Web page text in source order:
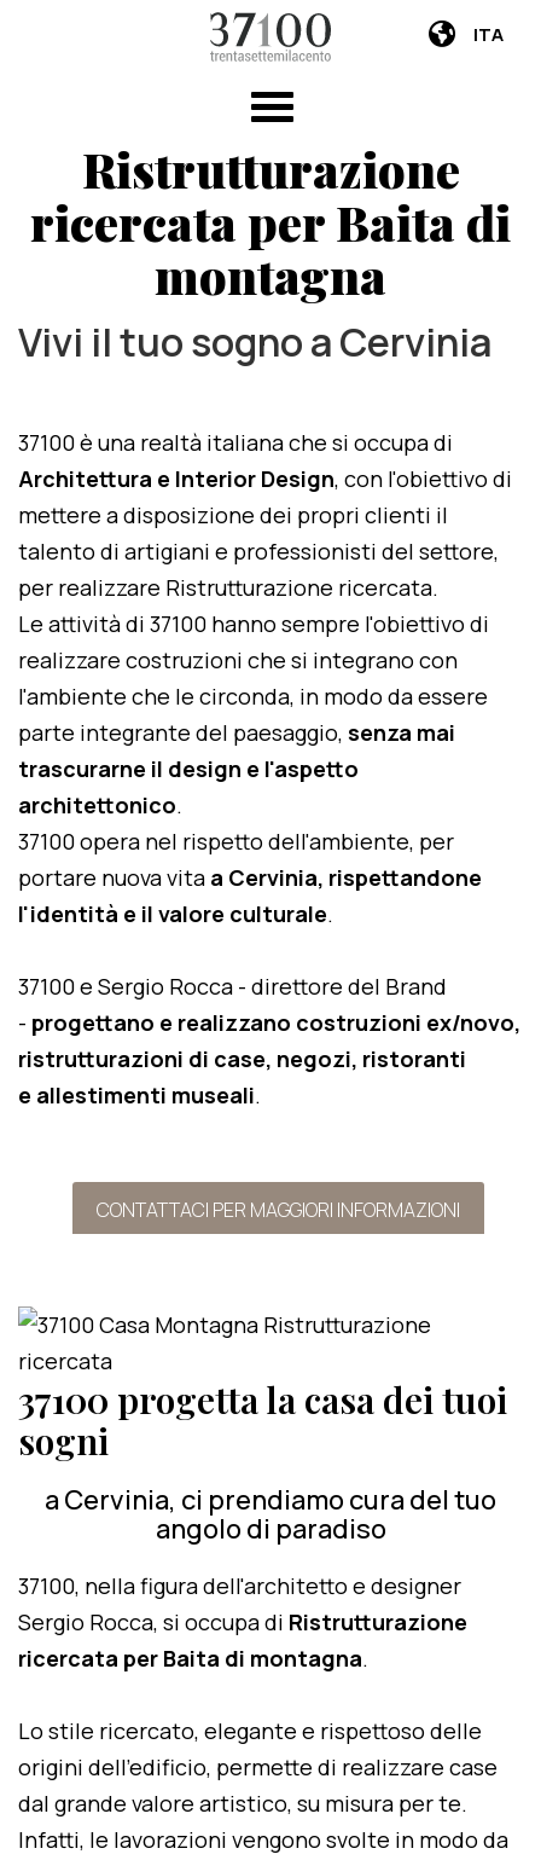
ITA
Ristrutturazione
ricercata per Baita di
montagna
Vivi il tuo sogno a Cervinia
37100 è una realtà italiana che si occupa di
Architettura e Interior Design, con l'obiettivo di
mettere a disposizione dei propri clienti il
talento di artigiani e professionisti del settore,
per realizzare Ristrutturazione ricercata.
Le attività di 37100 hanno sempre l'obiettivo di
realizzare costruzioni che si integrano con
l'ambiente che le circonda, in modo da essere
parte integrante del paesaggio, senza mai
trascurarne il design e l'aspetto
architettonico.
37100 opera nel rispetto dell'ambiente, per
portare nuova vita a Cervinia, rispettandone
l'identità e il valore culturale.
37100 e Sergio Rocca - direttore del Brand
- progettano e realizzano costruzioni ex/novo,
ristrutturazioni di case, negozi, ristoranti
e allestimenti museali.
CONTATTACI PER MAGGIORI INFORMAZIONI
37100 progetta la casa dei tuoi
sogni
a Cervinia, ci prendiamo cura del tuo
angolo di paradiso
37100, nella figura dell'architetto e designer
Sergio Rocca, si occupa di Ristrutturazione
ricercata per Baita di montagna.
Lo stile ricercato, elegante e rispettoso delle
origini dell'edificio, permette di realizzare case
dal grande valore artistico, su misura per te.
Infatti, le lavorazioni vengono svolte in modo da